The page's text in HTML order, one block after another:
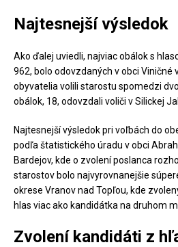
Najtesnejší výsledok
Ako ďalej uviedli, najviac obálok s
962, bolo odovzdaných v obci Viničné
obyvatelia volili starostu spomedzi
obálok, 18, odovzdali voliči v Silickej
Najtesnejší výsledok pri voľbách do
podľa štatistického úradu v obci
Bardejov, kde o zvolení poslanca
starostov bolo najvyrovnanejšie
okrese Vranov nad Topľou, kde
hlas viac ako kandidátka na druhom
Zvolení kandidáti z